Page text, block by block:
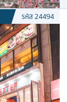
รหัส24494